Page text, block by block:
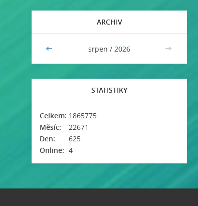
ARCHIV
<< srpen / 2026 >>
STATISTIKY
Online: 4
Celkem: 1865775
Měsíc:
22671
Den:
625